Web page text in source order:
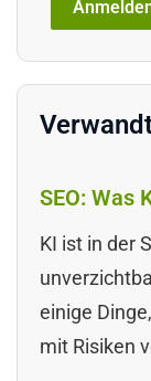
SEO: Was
KI ist in der
einige
mit Risiken